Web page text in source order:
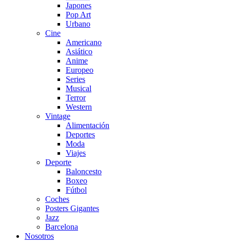
Japones
Pop Art
Urbano
Cine
Americano
Asiático
Anime
Europeo
Series
Musical
Terror
Western
Vintage
Alimentación
Deportes
Moda
Viajes
Deporte
Baloncesto
Boxeo
Fútbol
Coches
Posters Gigantes
Jazz
Barcelona
Nosotros